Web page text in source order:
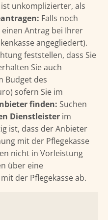
unkomplizierter, als
Falls noch
Antrag bei Ihrer
angegliedert).
feststellen, dass Sie
Sie auch
Budget des
sofern Sie im
finden: Suchen
Dienstleister im
ist, dass der Anbieter
mit der Pflegekasse
nicht in Vorleistung
über eine
der Pflegekasse ab.